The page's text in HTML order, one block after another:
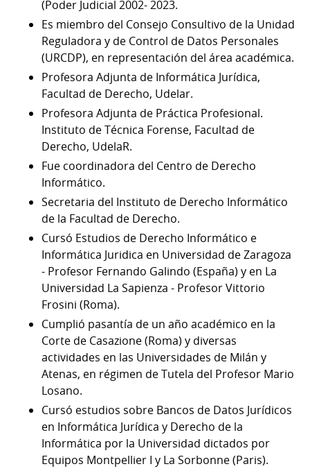
(Poder Judicial 2002- 2023.
Es miembro del Consejo Consultivo de la Unidad
Reguladora y de Control de Datos Personales
(URCDP), en representación del área académica.
Profesora Adjunta de Informática Jurídica,
Facultad de Derecho, Udelar.
Profesora Adjunta de Práctica Profesional.
Instituto de Técnica Forense, Facultad de
Derecho, UdelaR.
Fue coordinadora del Centro de Derecho
Informático.
Secretaria del Instituto de Derecho Informático
de la Facultad de Derecho.
Cursó Estudios de Derecho Informático e
Informática Juridica en Universidad de Zaragoza
- Profesor Fernando Galindo (España) y en La
Universidad La Sapienza - Profesor Vittorio
Frosini (Roma).
Cumplió pasantía de un año académico en la
Corte de Casazione (Roma) y diversas
actividades en las Universidades de Milán y
Atenas, en régimen de Tutela del Profesor Mario
Losano.
Cursó estudios sobre Bancos de Datos Jurídicos
en Informática Jurídica y Derecho de la
Informática por la Universidad dictados por
Equipos Montpellier I y La Sorbonne (Paris).